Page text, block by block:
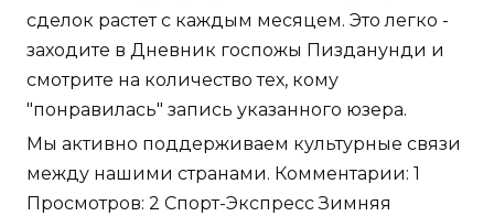
сделок растет с каждым месяцем. Это легко -
заходите в Дневник госпожы Пизданунди и
смотрите на количество тех, кому
"понравилась" запись указанного юзера.
Мы активно поддерживаем культурные связи
между нашими странами. Комментарии: 1
Просмотров: 2 Спорт-Экспресс Зимняя